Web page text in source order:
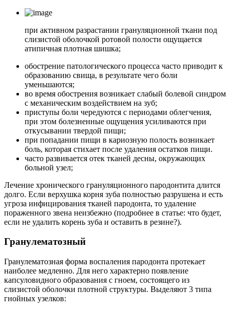
при активном разрастании грануляционной ткани под
слизистой оболочкой ротовой полости ощущается
атипичная плотная шишка;
обострение патологического процесса часто приводит к
образованию свища, в результате чего боли
уменьшаются;
во время обострения возникает слабый болевой синдром
с механическим воздействием на зуб;
приступы боли чередуются с периодами облегчения,
при этом болезненные ощущения усиливаются при
откусывании твердой пищи;
при попадании пищи в кариозную полость возникает
боль, которая стихает после удаления остатков пищи.
часто развивается отек тканей десны, окружающих
больной узел;
Лечение хронического грануляционного пародонтита длится
долго. Если верхушка корня зуба полностью разрушена и есть
угроза инфицирования тканей пародонта, то удаление
пораженного звена неизбежно (подробнее в статье: что будет,
если не удалить корень зуба и оставить в резине?).
Гранулематозный
Гранулематозная форма воспаления пародонта протекает
наиболее медленно. Для него характерно появление
капсуловидного образования с гноем, состоящего из
слизистой оболочки плотной структуры. Выделяют 3 типа
гнойных узелков: